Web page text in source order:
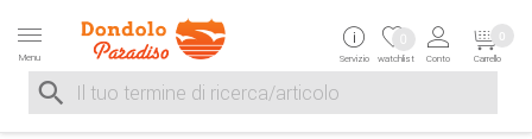
Zur Navigation springen Zum Inhalt springen
Menu
Suche nach
Suche im Shop, nach der Eingabe von 3 Buchstaben
Servizio watchlist
0
Conto Carrello
0